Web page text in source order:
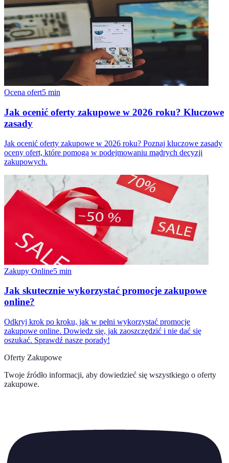
Ocena ofert5 min
Jak ocenić oferty zakupowe w 2026 roku? Kluczowe
zasady
Jak ocenić oferty zakupowe w 2026 roku? Poznaj kluczowe zasady
oceny ofert, które pomogą w podejmowaniu mądrych decyzji
zakupowych.
Zakupy Online5 min
Jak skutecznie wykorzystać promocje zakupowe
online?
Odkryj krok po kroku, jak w pełni wykorzystać promocje
zakupowe online. Dowiedz się, jak zaoszczędzić i nie dać się
oszukać. Sprawdź nasze porady!
Oferty Zakupowe
Twoje źródło informacji, aby dowiedzieć się wszystkiego o oferty
zakupowe.